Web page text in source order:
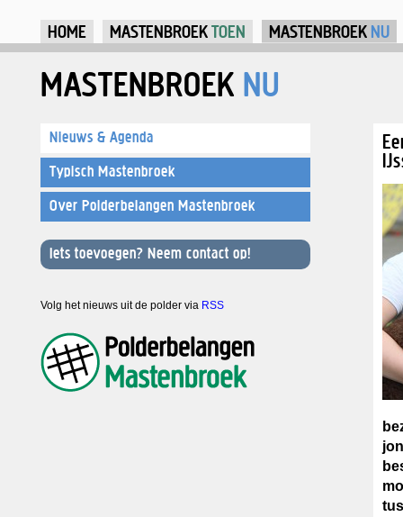
HOME MASTENBROEKTOEN MASTENBROEK NU
MASTENBROEK NU
Nieuws & Agenda
Typisch Mastenbroek
Over Polderbelangen Mastenbroek
Iets toevoegen? Neem contact op!
Volg het nieuws uit de polder via RSS